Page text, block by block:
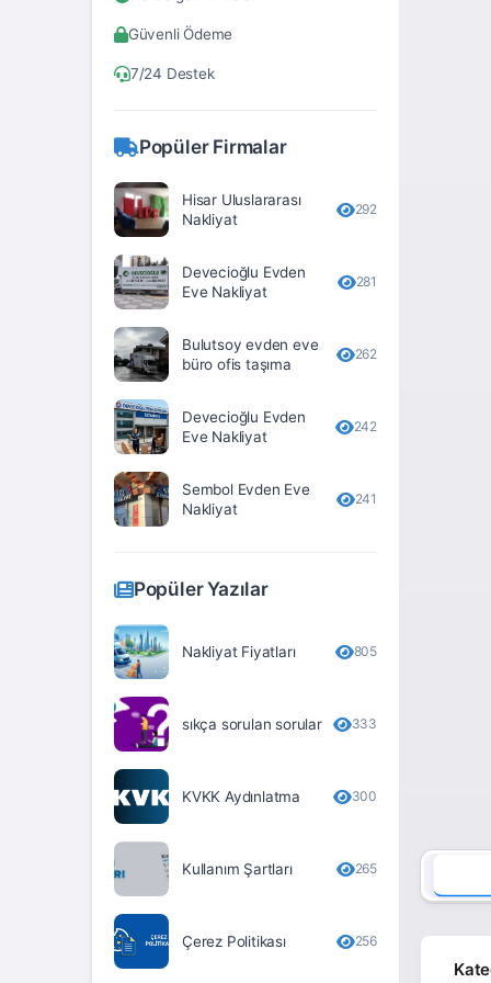
Bolu
Burdur
Çanakkale
Çankırı
Denizli
Diyarbakır
Düzce
Edirne
Elâzığ
Erzincan
Erzurum
Giresun
Hakkari
Hatay
Iğdır
Isparta
İstanbul
İzmir
Kahramanmaraş
Güvenli Ödeme
7/24 Destek
Popüler Firmalar
Hisar Uluslararası
Nakliyat
292
Devecioğlu Evden
Eve Nakliyat
281
Bulutsoy evden eve
büro ofis taşıma
262
Devecioğlu Evden
Eve Nakliyat
242
Sembol Evden Eve
Nakliyat
241
Popüler Yazılar
Nakliyat Fiyatları 805
sıkça sorulan sorular 333
KVKK Aydınlatma 300
Kullanım Şartları 265
Çerez Politikası 256